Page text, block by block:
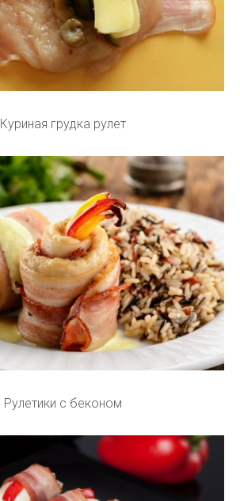
Куриная грудка рулет
Рулетики с беконом